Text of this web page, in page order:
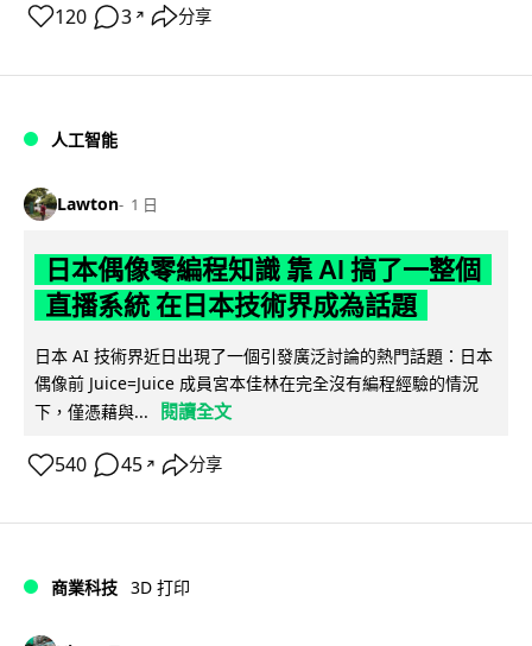
120 3 ↗ 分享
人工智能
Lawton 1 日
日本偶像零編程知識 靠 AI 搞了一整個
直播系統 在日本技術界成為話題
日本 AI 技術界近日出現了一個引發廣泛討論的熱門話題：日本
偶像前 Juice=Juice 成員宮本佳林在完全沒有編程經驗的情況
下，僅憑藉與...
閱讀全文
540 45 ↗ 分享
商業科技 3D 打印